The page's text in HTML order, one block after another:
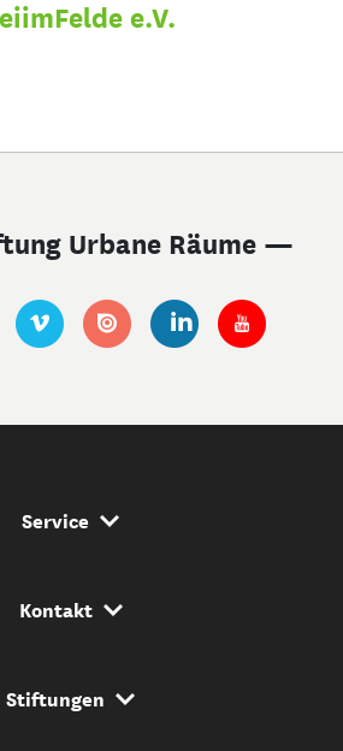
e.V.
Urbane Räume —
Service Navigation
Service
Kontakt Navigation
Kontakt
Stiftungs Navigation
Stiftungen